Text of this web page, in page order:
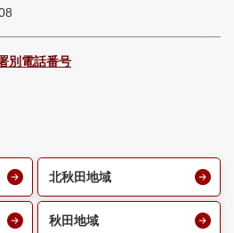
別電話番号
北秋田地域
秋田地域